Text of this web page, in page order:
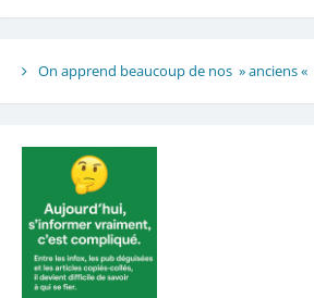
On apprend beaucoup de nos » anciens «